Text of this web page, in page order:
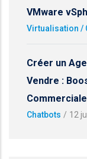
VMware
Virtualisation /
Créer un
Vendre :
Chatbots / 12